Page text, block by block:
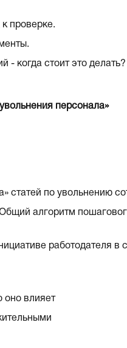
проверке.
- когда стоит это делать?
персонала»
статей по увольнению
алгоритм
работодателя в
оно влияет